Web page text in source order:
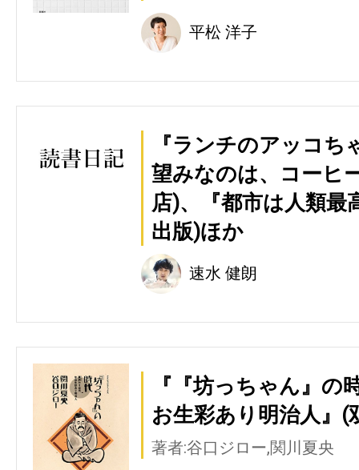
平松 洋子
『ランチのアッコち
望みなのは、コーヒ
店)、『都市は人類最
出版)ほか
速水 健朗
『『坊っちゃん』
お生彩あり明治人』(
著者:谷口ジロー,関川夏央